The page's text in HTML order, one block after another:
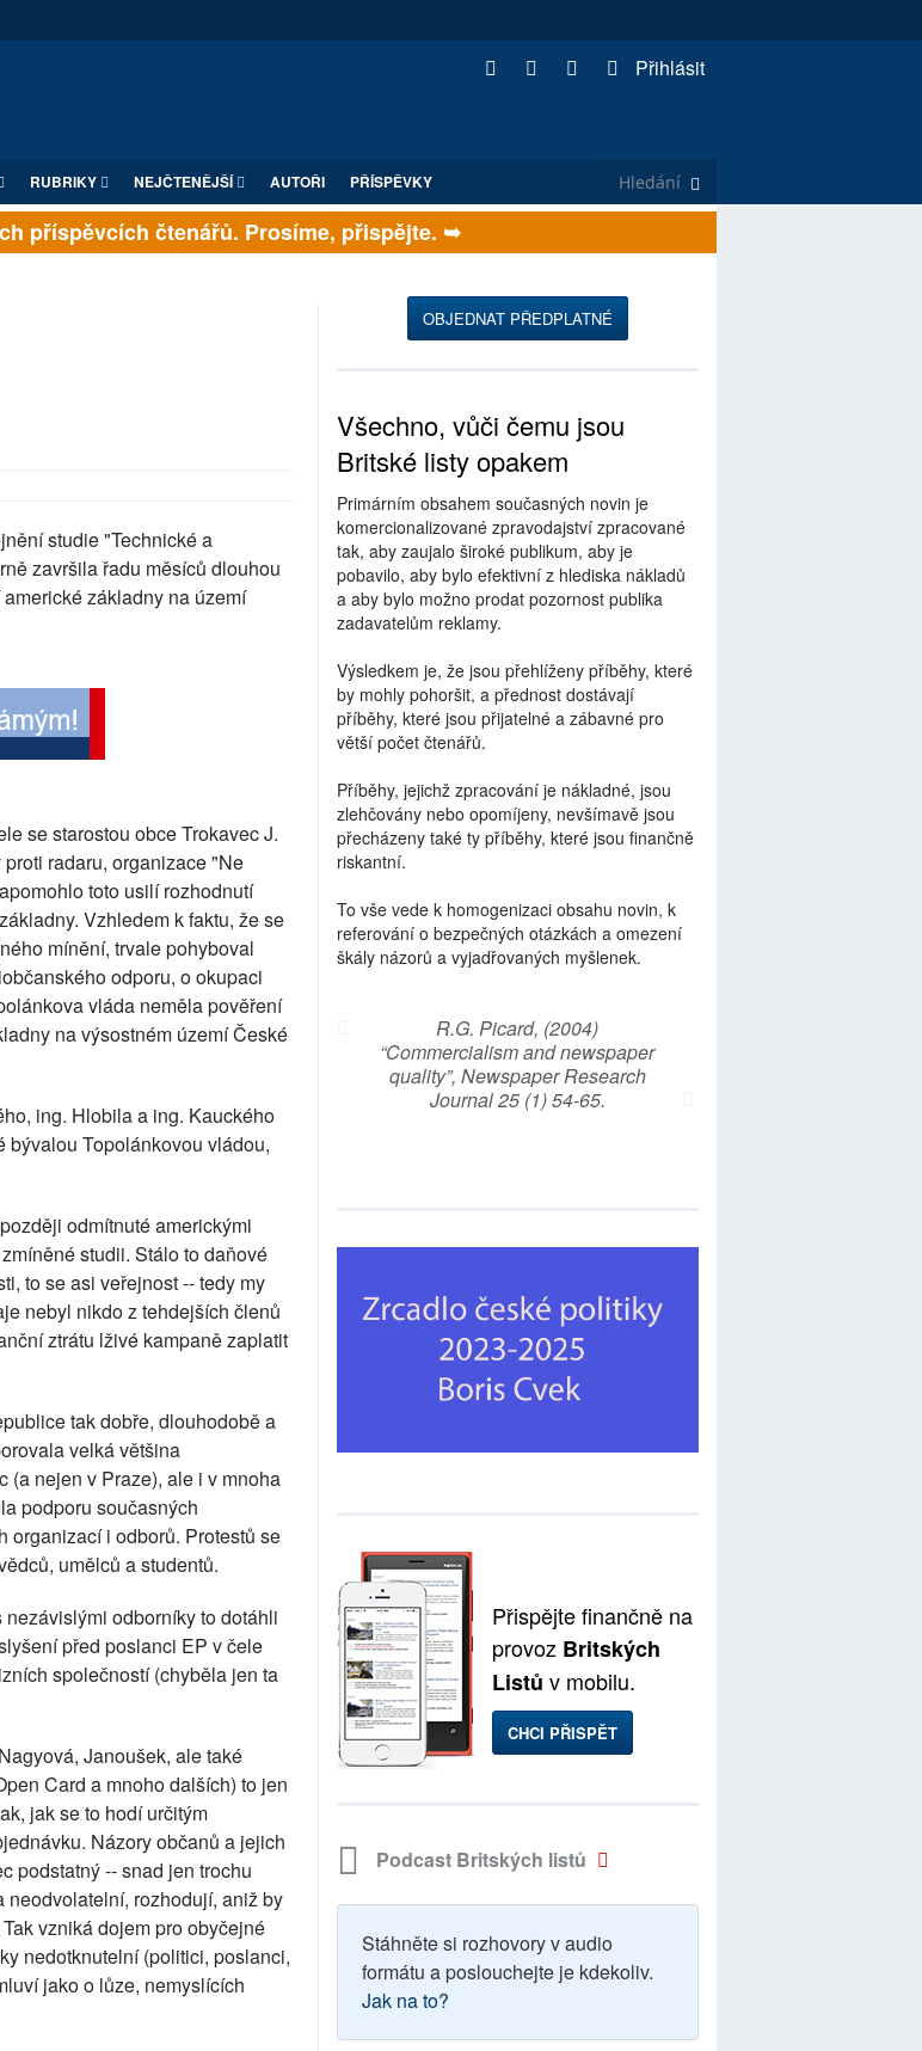
Přihlásit
RUBRIKY NEJČTENĚJŠÍ AUTOŘI PŘÍSPĚVKY
čtenářů. Prosíme, přispějte. ➥
studie "Technické a
završila řadu měsíců dlouhou
základny na území
se starostou obce Trokavec J.
radaru, organizace "Ne
toto usilí rozhodnutí
Vzhledem k faktu, že se
mínění, trvale pohyboval
odporu, o okupaci
vláda neměla pověření
na výsostném území České
ing. Hlobila a ing. Kauckého
bývalou Topolánkovou vládou,
odmítnuté americkými
studii. Stálo to daňové
to se asi veřejnost -- tedy my
nebyl nikdo z tehdejších členů
ztrátu lživé kampaně zaplatit
tak dobře, dlouhodobě a
velká většina
(a nejen v Praze), ale i v mnoha
podporu současných
organizací i odborů. Protestů se
umělců a studentů.
odborníky to dotáhli
před poslanci EP v čele
společností (chyběla jen ta
Janoušek, ale také
Card a mnoho dalších) to jen
jak se to hodí určitým
Názory občanů a jejich
podstatný -- snad jen trochu
neodvolatelní, rozhodují, aniž by
vzniká dojem pro obyčejné
nedotknutelní (politici, poslanci,
jako o lůze, nemyslících
OBJEDNAT PŘEDPLATNÉ
Všechno, vůči čemu jsou
Britské listy opakem
Primárním obsahem současných novin je
komercionalizované zpravodajství zpracované
tak, aby zaujalo široké publikum, aby je
pobavilo, aby bylo efektivní z hlediska nákladů
a aby bylo možno prodat pozornost publika
zadavatelům reklamy.
Výsledkem je, že jsou přehlíženy příběhy, které
by mohly pohoršit, a přednost dostávají
příběhy, které jsou přijatelné a zábavné pro
větší počet čtenářů.
Příběhy, jejichž zpracování je nákladné, jsou
zlehčovány nebo opomíjeny, nevšímavě jsou
přecházeny také ty příběhy, které jsou finančně
riskantní.
To vše vede k homogenizaci obsahu novin, k
referování o bezpečných otázkách a omezení
škály názorů a vyjadřovaných myšlenek.
R.G. Picard, (2004)
“Commercialism and newspaper
quality”, Newspaper Research
Journal 25 (1) 54-65.
Přispějte finančně na
provoz Britských
Listů v mobilu.
CHCI PŘISPĚT
Podcast Britských listů
Stáhněte si rozhovory v audio
formátu a poslouchejte je kdekoliv.
Jak na to?